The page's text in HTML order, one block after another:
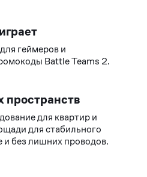
геймеров и
Battle Teams 2.
для квартир и
для стабильного
и без лишних проводов.